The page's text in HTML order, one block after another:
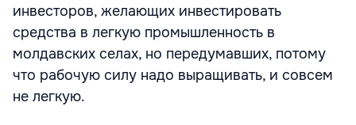
инвесторов, желающих инвестировать
средства в легкую промышленность в
молдавских селах, но передумавших, потому
что рабочую силу надо выращивать, и совсем
не легкую.